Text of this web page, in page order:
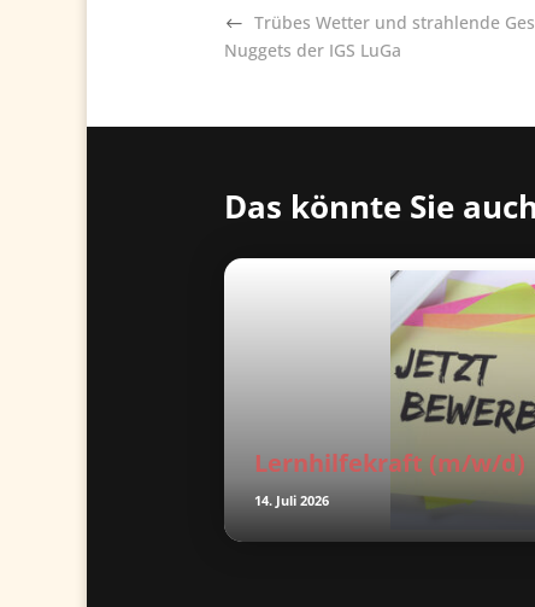
Trübes Wetter und strahlende
Nuggets der IGS LuGa
Das könnte Sie
Lernhilfekraft (m/w/d)
14. Juli 2026